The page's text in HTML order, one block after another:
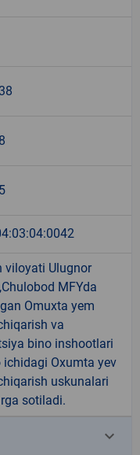
viloyati Ulugnor
MFYda
Omuxta yem
va
bino inshootlari
ichidagi Oxumta yev
uskunalari
sotiladi.
keyboard_arrow_down